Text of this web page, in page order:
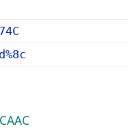
CAAC